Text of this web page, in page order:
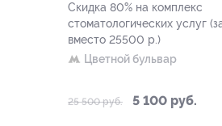
Скидка 80% на комплекс
стоматологических услуг
вместо 25500 р.)
Цветной бульвар
25 500 руб. 5 100 руб.